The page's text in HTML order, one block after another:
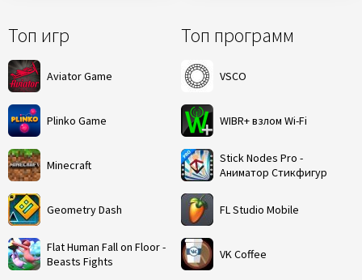
Топ игр
Aviator Game
Plinko Game
Minecraft
Geometry Dash
Flat Human Fall on Floor -
Beasts Fights
Топ программ
VSCO
WIBR+ взлом Wi-Fi
Stick Nodes Pro -
Аниматор Стикфигур
FL Studio Mobile
VK Coffee